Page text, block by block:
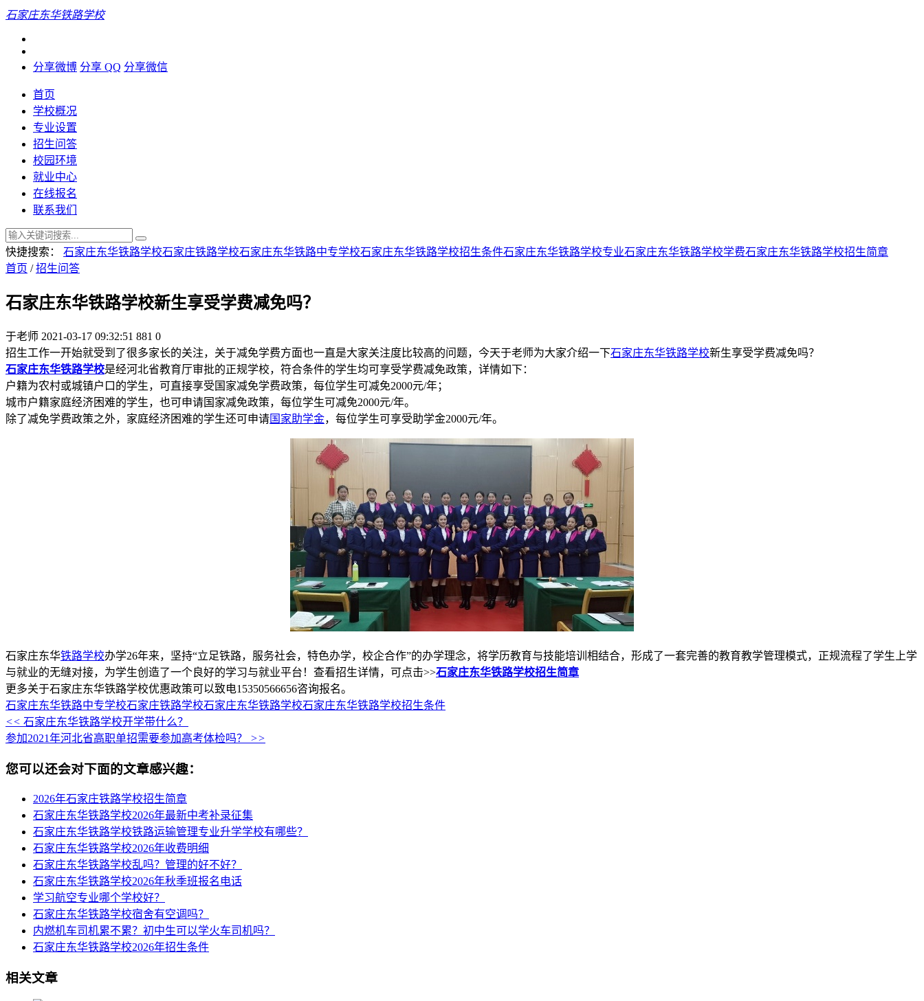
石家庄东华铁路学校
分享微博 分享 QQ 分享微信
首页
学校概况
专业设置
招生问答
校园环境
就业中心
在线报名
联系我们
快捷搜索： 石家庄东华铁路学校石家庄铁路学校石家庄东华铁路中专学校石家庄东华铁路学校招生条件石家庄东华铁路学校专业石家庄东华铁路学校学费石家庄东华铁路学校招生简章
首页 /招生问答
石家庄东华铁路学校新生享受学费减免吗？
于老师 2021-03-17 09:32:51 881 0
招生工作一开始就受到了很多家长的关注，关于减免学费方面也一直是大家关注度比较高的问题，今天于老师为大家介绍一下石家庄东华铁路学校新生享受学费减免吗？
石家庄东华铁路学校是经河北省教育厅审批的正规学校，符合条件的学生均可享受学费减免政策，详情如下：
户籍为农村或城镇户口的学生，可直接享受国家减免学费政策，每位学生可减免2000元/年；
城市户籍家庭经济困难的学生，也可申请国家减免政策，每位学生可减免2000元/年。
除了减免学费政策之外，家庭经济困难的学生还可申请国家助学金，每位学生可享受助学金2000元/年。
石家庄东华铁路学校办学26年来，坚持“立足铁路，服务社会，特色办学，校企合作”的办学理念，将学历教育与技能培训相结合，形成了一套完善的教育教学管理模式，正规流程了学生上学
与就业的无缝对接，为学生创造了一个良好的学习与就业平台！查看招生详情，可点击>>石家庄东华铁路学校招生简章
更多关于石家庄东华铁路学校优惠政策可以致电15350566656咨询报名。
石家庄东华铁路中专学校石家庄铁路学校石家庄东华铁路学校石家庄东华铁路学校招生条件
<< 石家庄东华铁路学校开学带什么？
参加2021年河北省高职单招需要参加高考体检吗？ >>
您可以还会对下面的文章感兴趣：
2026年石家庄铁路学校招生简章
石家庄东华铁路学校2026年最新中考补录征集
石家庄东华铁路学校铁路运输管理专业升学学校有哪些？
石家庄东华铁路学校2026年收费明细
石家庄东华铁路学校乱吗？管理的好不好？
石家庄东华铁路学校2026年秋季班报名电话
学习航空专业哪个学校好？
石家庄东华铁路学校宿舍有空调吗？
内燃机车司机累不累？初中生可以学火车司机吗？
石家庄东华铁路学校2026年招生条件
相关文章